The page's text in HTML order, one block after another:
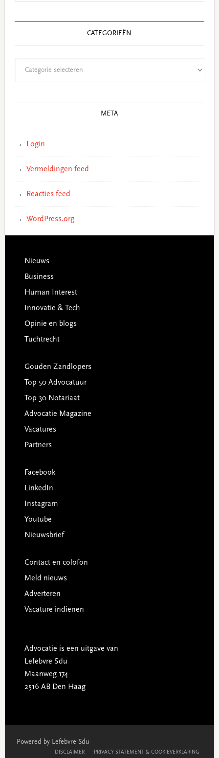
CATEGORIEËN
META
Login
Vermeldingen feed
Reacties feed
WordPress.org
Footer
Nieuws
Business
Human Interest
Innovatie & Tech
Opinie en blogs
Tuchtrecht
Gouden Zandlopers
Top 50 Advocatuur
Top 30 Notariaat
Advocatie Magazine
Vacatures
Partners
Facebook
LinkedIn
Instagram
Youtube
Nieuwsbrief
Contact en colofon
Meld nieuws
Adverteren
Vacature indienen
Advocatie is een uitgave van
Lefebvre Sdu
Maanweg 174
2516 AB Den Haag
Powered by Lefebvre Sdu
DISCLAIMER PRIVACY STATEMENT & COOKIEVERKLARING